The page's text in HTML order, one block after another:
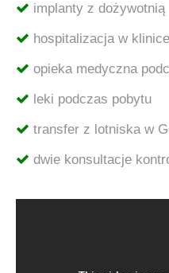
implanty z
hospitalizacja w
opieka medyczna
leki podczas pobytu
transfer z lotniska w
dwie konsultacje